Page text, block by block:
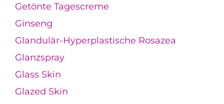
Getönte Tagescreme
Ginseng
Glandulär-Hyperplastische Rosazea
Glanzspray
Glass Skin
Glazed Skin